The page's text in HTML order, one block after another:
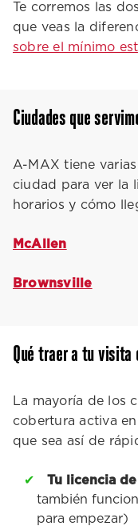
Te corremos las
que veas la
sobre el mínimo
Ciudades que
A-MAX tiene
ciudad para ver la
horarios y cómo
McAllen
Brownsville
Qué traer a tu visita
La mayoría de los
cobertura activa
que sea así de
Tu licencia
también
para empezar)